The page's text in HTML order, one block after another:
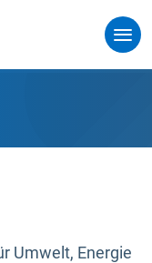
Umwelt, Energie